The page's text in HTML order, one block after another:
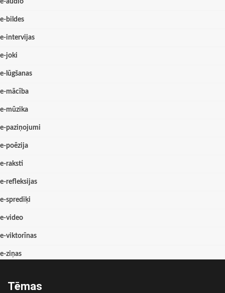
e-audio
e-bildes
e-intervijas
e-joki
e-lūgšanas
e-mācība
e-mūzika
e-paziņojumi
e-poēzija
e-raksti
e-refleksijas
e-sprediķi
e-video
e-viktorīnas
e-ziņas
Tēmas